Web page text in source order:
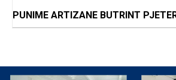
PUNIME ARTIZANE BUTRINT